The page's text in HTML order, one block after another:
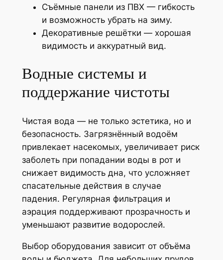
Съёмные панели из ПВХ — гибкость
и возможность убрать на зиму.
Декоративные решётки — хорошая
видимость и аккуратный вид.
Водные системы и
поддержание чистоты
Чистая вода — не только эстетика, но и
безопасность. Загрязнённый водоём
привлекает насекомых, увеличивает риск
заболеть при попадании воды в рот и
снижает видимость дна, что усложняет
спасательные действия в случае
падения. Регулярная фильтрация и
аэрация поддерживают прозрачность и
уменьшают развитие водорослей.
Выбор оборудования зависит от объёма